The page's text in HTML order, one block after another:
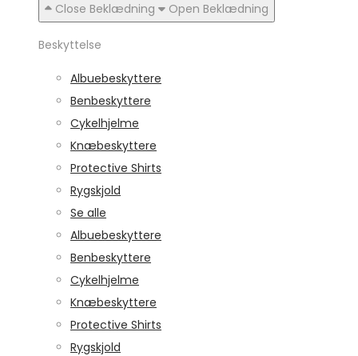
Close Beklædning
Open Beklædning
Beskyttelse
Albuebeskyttere
Benbeskyttere
Cykelhjelme
Knæbeskyttere
Protective Shirts
Rygskjold
Se alle
Albuebeskyttere
Benbeskyttere
Cykelhjelme
Knæbeskyttere
Protective Shirts
Rygskjold